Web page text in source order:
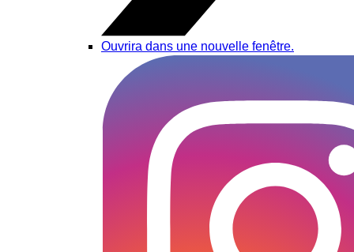
Ouvrira dans une nouvelle fenêtre.